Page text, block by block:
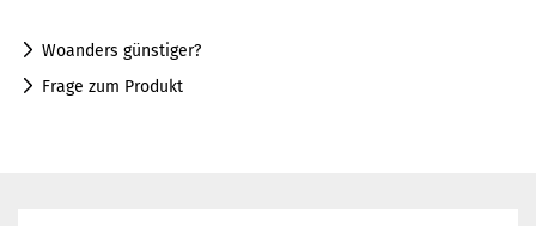
Woanders günstiger?
Frage zum Produkt